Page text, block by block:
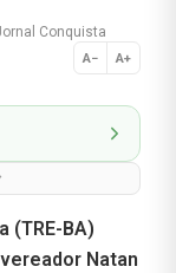
Conquista
A− A+
Normal
(TRE-BA)
Natan